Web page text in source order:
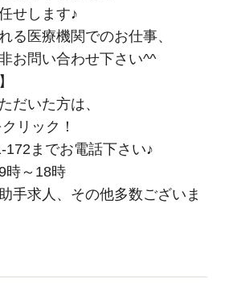
せします♪
る医療機関でのお仕事、
お問い合わせ下さい^^
だいた方は、
リック！
172までお電話下さい♪
時～18時
手求人、その他多数ございま